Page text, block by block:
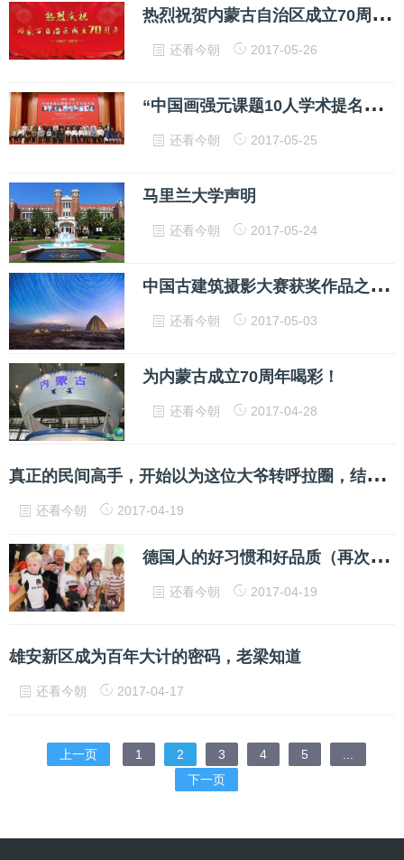
热
烈祝贺内蒙古自治区成立70周年...
还看今朝 2017-05-26
“
中国画强元课题10人学术提名展”举办，人民日报社副社长讲话
还看今朝 2017-05-25
马里兰大学声明
还看今朝 2017-05-24
中
国古建筑摄影大赛获奖作品之古建传承篇
还看今朝 2017-05-03
为内蒙古成立70周年喝彩！
还看今朝 2017-04-28
真
正的民间高手，开始以为这位大爷转呼拉圈，结果简直太赞啦！
还看今朝 2017-04-19
德
国人的好习惯和好品质（再次被震撼，好文！）
还看今朝 2017-04-19
雄安新区成为百年大计的密码，老梁知道
还看今朝 2017-04-17
上一页 1 2 3 4 5
下一页